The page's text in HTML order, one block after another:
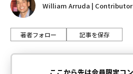
William Arruda | Contributor
著者フォロー 記事を保存